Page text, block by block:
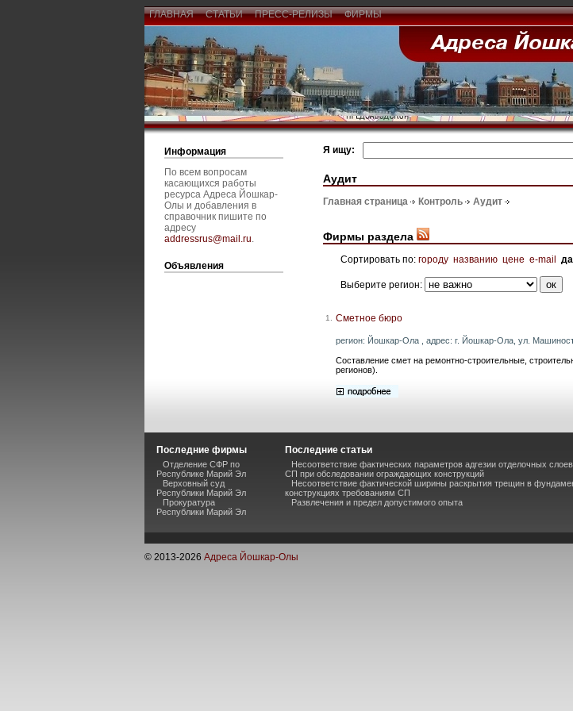
ГЛАВНАЯ СТАТЬИ ПРЕСС-РЕЛИЗЫ ФИРМЫ
Информация
По всем вопросам
касающихся работы
ресурса Адреса Йошкар-
Олы и добавления в
справочник пишите по
адресу
addressrus@mail.ru.
Объявления
Я ищу:
Аудит
Главная страница Контроль Аудит
Фирмы раздела
Сортировать по: городу названию цене e-mail
Выберите регион:
1. Сметное бюро
регион: Йошкар-Ола , адрес: г. Йошкар-Ола, ул.
Составление смет на ремонтно-строительные,
регионов).
Последние фирмы
Отделение СФР по
Республике Марий Эл
Верховный суд
Республики Марий Эл
Прокуратура
Республики Марий Эл
Последние статьи
Несоответствие фактических параметров адгезии отделочных
СП при обследовании ограждающих конструкций
Несоответствие фактической ширины раскрытия трещин в
конструкциях требованиям СП
Развлечения и предел допустимого опыта
© 2013-2026 Адреса Йошкар-Олы